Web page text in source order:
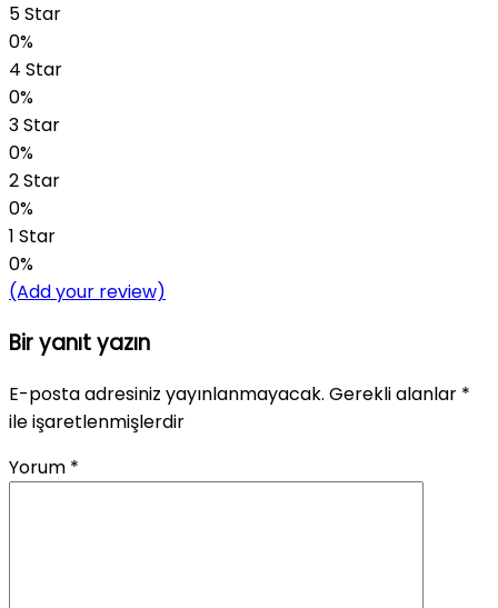
5 Star
0%
4 Star
0%
3 Star
0%
2 Star
0%
1 Star
0%
(Add your review)
Bir yanıt yazın
E-posta adresiniz yayınlanmayacak. Gerekli alanlar *
ile işaretlenmişlerdir
Yorum *